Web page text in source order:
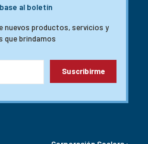
al boletín
nuevos productos, servicios y
que brindamos